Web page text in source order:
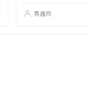
易通网